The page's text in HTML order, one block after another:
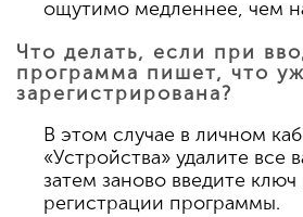
ощутимо медленнее, чем
Что делать, если при
программа пишет, что
зарегистрирована?
В этом случае в личном
«Устройства» удалите все
затем заново введите ключ
регистрации программы.